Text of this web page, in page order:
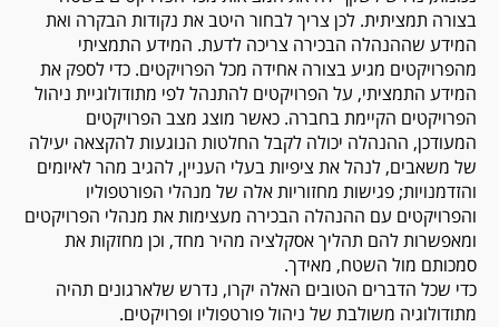
בצורה תמציתית. לכן צריך לבחור היטב את נקודות הבקרה ואת
המידע שההנהלה הבכירה צריכה לדעת. המידע התמציתי
מהפרויקטים מגיע בצורה אחידה מכל הפרויקטים. כדי לספק את
המידע התמציתי, על הפרויקטים להתנהל לפי מתודולוגיית ניהול
הפרויקטים הקיימת בחברה. כאשר מוצג מצב הפרויקטים
המעודכן, ההנהלה יכולה לקבל החלטות הנוגעות להקצאה יעילה
של משאבים, לנהל את ציפיות בעלי העניין, להגיב מהר לאיומים
והזדמנויות; פגישות מחזוריות אלה של מנהלי הפורטפוליו
והפרויקטים עם ההנהלה הבכירה מעצימות את מנהלי הפרויקטים
ומאפשרות להם תהליך אסקלציה מהיר מחד, וכן מחזקות את
סמכותם מול השטח, מאידך.
כדי שכל הדברים הטובים האלה יקרו, נדרש שלארגונים תהיה
מתודולוגיה משולבת של ניהול פורטפוליו ופרויקטים.